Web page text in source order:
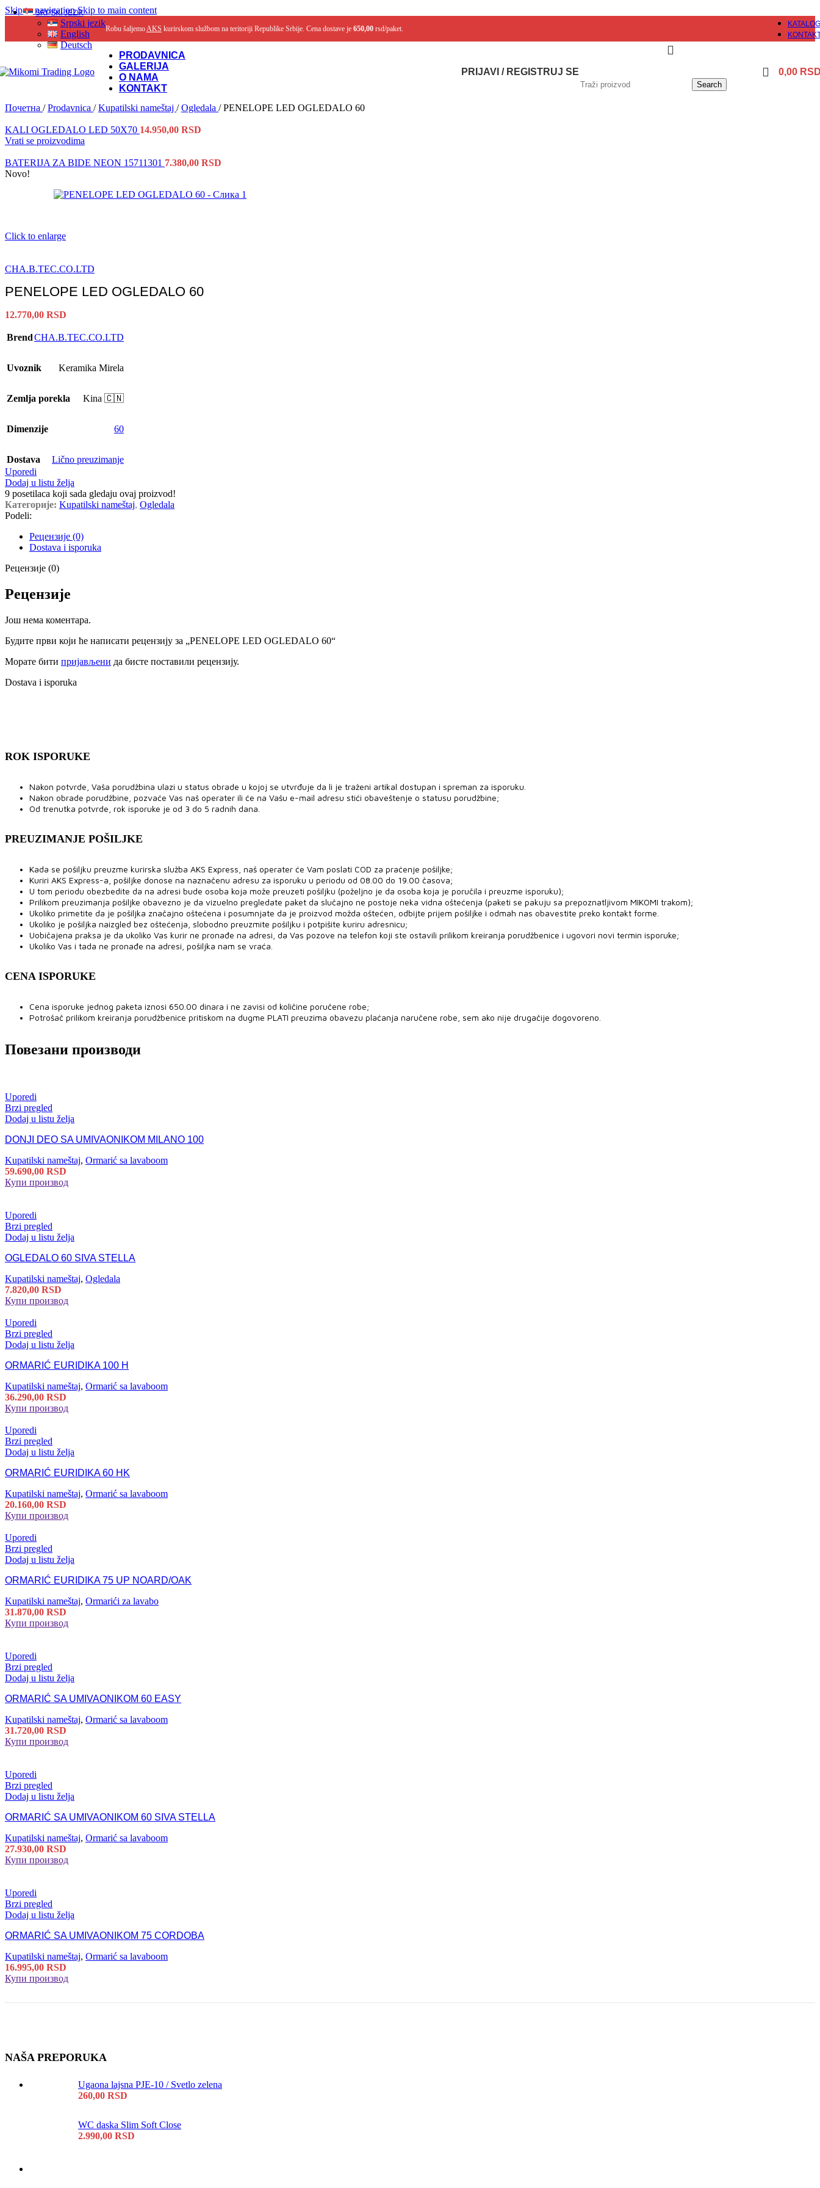
Skip to navigationSkip to main content
SRPSKI JEZIK
Srpski jezik
English
Deutsch
Robu šaljemoAKS kurirskom službom na teritoriji Republike Srbije. Cena dostave je 650,00rsd/paket.
KATALOG
PRODAVNICA
GALERIJA
O NAMA
KONTAKT
PRIJAVI / REGISTRUJ SE
Search
0,00
Почетна / Prodavnica / Kupatilski nameštaj / Ogledala / PENELOPE LED OGLEDALO 60
KALI OGLEDALO LED 50X70 14.950,00 RSD
Vrati se proizvodima
BATERIJA ZA BIDE NEON 15711301 7.380,00 RSD
Novo!
Click to enlarge
CHA.B.TEC.CO.LTD
PENELOPE LED OGLEDALO 60
12.770,00 RSD
BrendCHA.B.TEC.CO.LTD
Uvoznik Keramika Mirela
Zemlja porekla Kina 🇨🇳
Dimenzije 60
Dostava
Lično preuzimanje
Uporedi
Dodaj u listu želja
9 posetilaca koji sada gledaju ovaj proizvod!
Категорије: Kupatilski nameštaj, Ogledala
Podeli:
Рецензије (0)
Dostava i isporuka
Рецензије (0)
Рецензије
Још нема коментара.
Будите први који ће написати рецензију за „PENELOPE LED OGLEDALO 60“
Морате бити пријављени да бисте поставили рецензију.
Dostava i isporuka
ROK ISPORUKE
Nakon potvrde, Vaša porudžbina ulazi u status obrade u kojoj se utvrđuje da li je traženi artikal dostupan i spreman za isporuku.
Nakon obrade porudžbine, pozvaće Vas naš operater ili će na Vašu e-mail adresu stići obaveštenje o statusu porudžbine;
Od trenutka potvrde, rok isporuke je od 3 do 5 radnih dana.
PREUZIMANJE POŠILJKE
Kada se pošiljku preuzme kurirska služba AKS Express, naš operater će Vam poslati COD za praćenje pošiljke;
Kuriri AKS Express-a, pošiljke donose na naznačenu adresu za isporuku u periodu od 08.00 do 19.00 časova;
U tom periodu obezbedite da na adresi bude osoba koja može preuzeti pošiljku (poželjno je da osoba koja je poručila i preuzme isporuku);
Prilikom preuzimanja pošiljke obavezno je da vizuelno pregledate paket da slučajno ne postoje neka vidna oštećenja (paketi se pakuju sa prepoznatljivom MIKOMI trakom);
Ukoliko primetite da je pošiljka značajno oštećena i posumnjate da je proizvod možda oštećen, odbijte prijem pošiljke i odmah nas obavestite preko kontakt forme.
Ukoliko je pošiljka naizgled bez oštećenja, slobodno preuzmite pošiljku i potpišite kuriru adresnicu;
Uobičajena praksa je da ukoliko Vas kurir ne pronađe na adresi, da Vas pozove na telefon koji ste ostavili prilikom kreiranja porudžbenice i ugovori novi termin isporuke;
Ukoliko Vas i tada ne pronađe na adresi, pošiljka nam se vraća.
CENA ISPORUKE
Cena isporuke jednog paketa iznosi 650.00 dinara i ne zavisi od količine poručene robe;
Potrošač prilikom kreiranja porudžbenice pritiskom na dugme PLATI preuzima obavezu plaćanja naručene robe, sem ako nije drugačije dogovoreno.
Повезани производи
Uporedi
Brzi pregled
Dodaj u listu želja
DONJI DEO SA UMIVAONIKOM MILANO 100
Kupatilski nameštaj, Ormarić sa lavaboom
59.690,00 RSD
Купи производ
Uporedi
Brzi pregled
Dodaj u listu želja
OGLEDALO 60 SIVA STELLA
Kupatilski nameštaj, Ogledala
7.820,00 RSD
Купи производ
Uporedi
Brzi pregled
Dodaj u listu želja
ORMARIĆ EURIDIKA 100 H
Kupatilski nameštaj, Ormarić sa lavaboom
36.290,00 RSD
Купи производ
Uporedi
Brzi pregled
Dodaj u listu želja
ORMARIĆ EURIDIKA 60 HK
Kupatilski nameštaj, Ormarić sa lavaboom
20.160,00 RSD
Купи производ
Uporedi
Brzi pregled
Dodaj u listu želja
ORMARIĆ EURIDIKA 75 UP NOARD/OAK
Kupatilski nameštaj, Ormarići za lavabo
31.870,00 RSD
Купи производ
Uporedi
Brzi pregled
Dodaj u listu želja
ORMARIĆ SA UMIVAONIKOM 60 EASY
Kupatilski nameštaj, Ormarić sa lavaboom
31.720,00 RSD
Купи производ
Uporedi
Brzi pregled
Dodaj u listu želja
ORMARIĆ SA UMIVAONIKOM 60 SIVA STELLA
Kupatilski nameštaj, Ormarić sa lavaboom
27.930,00 RSD
Купи производ
Uporedi
Brzi pregled
Dodaj u listu želja
ORMARIĆ SA UMIVAONIKOM 75 CORDOBA
Kupatilski nameštaj, Ormarić sa lavaboom
16.995,00 RSD
Купи производ
NAŠA PREPORUKA
Ugaona lajsna PJE-10 / Svetlo zelena
260,00 RSD
WC daska Slim Soft Close
2.990,00 RSD